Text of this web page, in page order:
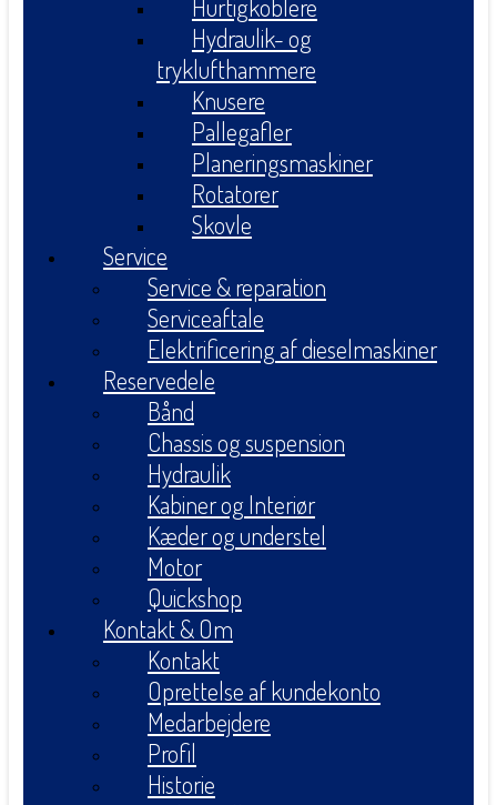
Hurtigkoblere
Hydraulik- og
tryklufthammere
Knusere
Pallegafler
Planeringsmaskiner
Rotatorer
Skovle
Service
Service & reparation
Serviceaftale
Elektrificering af dieselmaskiner
Reservedele
Bånd
Chassis og suspension
Hydraulik
Kabiner og Interiør
Kæder og understel
Motor
Quickshop
Kontakt & Om
Kontakt
Oprettelse af kundekonto
Medarbejdere
Profil
Historie